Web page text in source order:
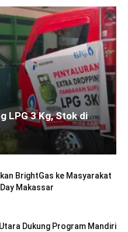
LPG 3 Kg, Stok di
BrightGas ke Masyarakat
Makassar
Dukung Program Mandiri